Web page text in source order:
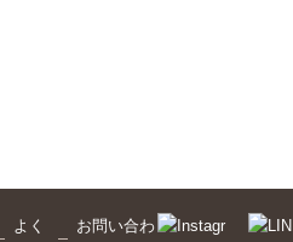
よく
お問い合わ